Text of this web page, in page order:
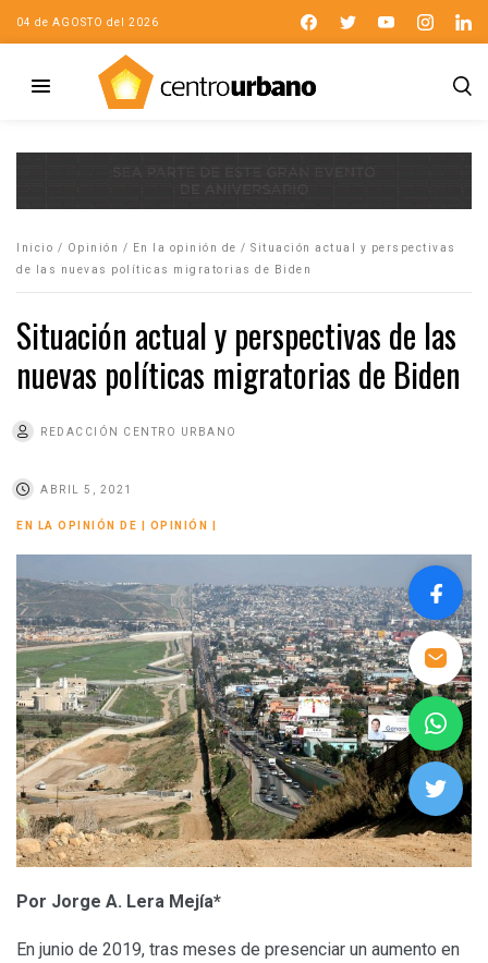
04 de AGOSTO del 2026
Inicio / Opinión / En la opinión de / Situación actual y perspectivas
de las nuevas políticas migratorias de Biden
Situación actual y perspectivas de las
nuevas políticas migratorias de Biden
REDACCIÓN CENTRO URBANO
ABRIL 5, 2021
EN LA OPINIÓN DE OPINIÓN
Por Jorge A. Lera Mejía*
En junio de 2019, tras meses de presenciar un aumento en